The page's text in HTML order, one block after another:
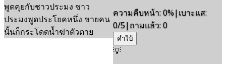
พูดคุยกับชาวประมง ชาว
ประมงพูดประโยคหนึ่ง ชายคน
นั้นก็กระโดดน้ำฆ่าตัวตาย
ความคืบหน้า:0%|เบาะแส:
0/5|ถามแล้ว:0
คำใบ้
💡